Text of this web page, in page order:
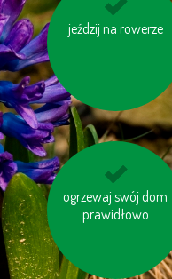
jeździj na rowerze
nie spalaj śmieci
ogrzewaj swój dom
prawidłowo
unikaj produktów
zawierających olej